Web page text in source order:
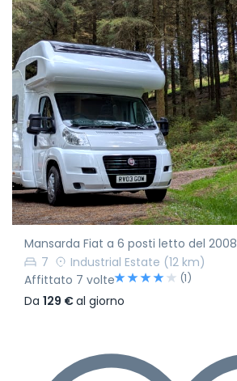
Mansarda Fiat a 6 posti letto del 2008
7
Industrial Estate (12 km)
Affittato 7 volte
(1)
Da 129 €al giorno